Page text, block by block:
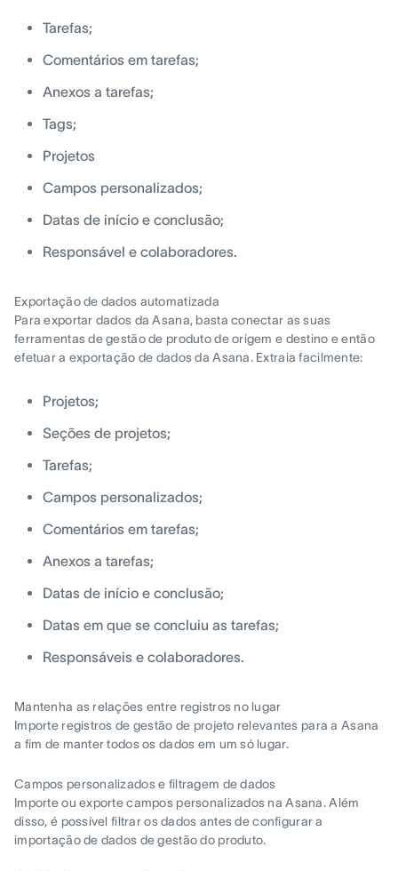
Tarefas;
Comentários em tarefas;
Anexos a tarefas;
Tags;
Projetos
Campos personalizados;
Datas de início e conclusão;
Responsável e colaboradores.
Exportação de dados automatizada
Para exportar dados da Asana, basta conectar as suas
ferramentas de gestão de produto de origem e destino e então
efetuar a exportação de dados da Asana. Extraia facilmente:
Projetos;
Seções de projetos;
Tarefas;
Campos personalizados;
Comentários em tarefas;
Anexos a tarefas;
Datas de início e conclusão;
Datas em que se concluiu as tarefas;
Responsáveis e colaboradores.
Mantenha as relações entre registros no lugar
Importe registros de gestão de projeto relevantes para a Asana
a fim de manter todos os dados em um só lugar.
Campos personalizados e filtragem de dados
Importe ou exporte campos personalizados na Asana. Além
disso, é possível filtrar os dados antes de configurar a
importação de dados de gestão do produto.